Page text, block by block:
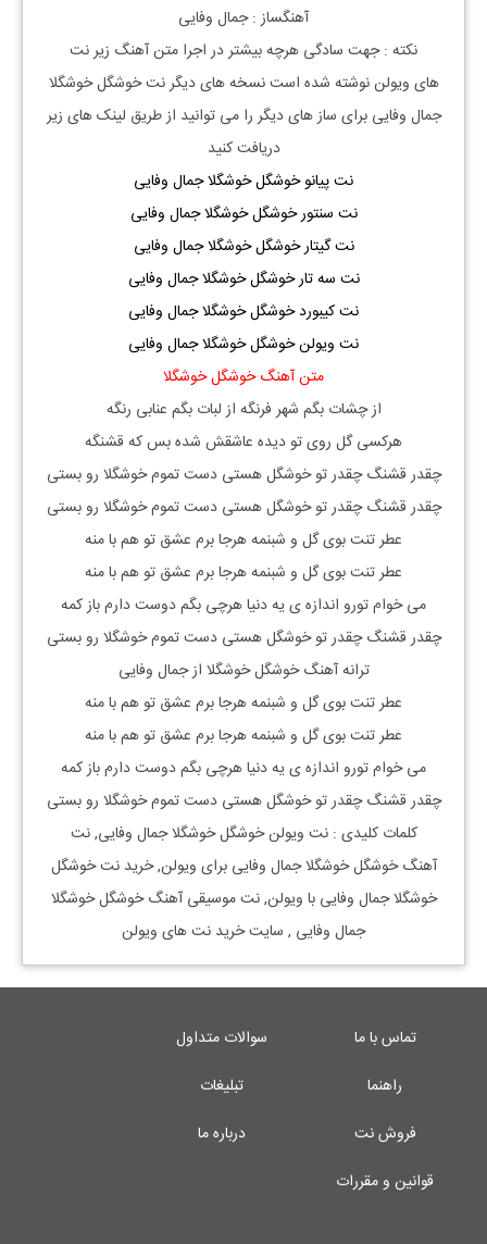
آهنگساز : جمال وفایی
نکته : جهت سادگی هرچه بیشتر در اجرا متن آهنگ زیر نت
های ویولننوشته شده است نسخه های دیگر نتخوشگل خوشگلا
جمال وفاییبرای ساز های دیگر را می توانید از طریق لینک های زیر
دریافت کنید
نت پیانو خوشگل خوشگلا جمال وفایی
نت سنتور خوشگل خوشگلا جمال وفایی
نت گیتار خوشگل خوشگلا جمال وفایی
نت سه تار خوشگل خوشگلا جمال وفایی
نت کیبورد خوشگل خوشگلا جمال وفایی
نت ویولن خوشگل خوشگلا جمال وفایی
متن آهنگ خوشگل خوشگلا
از چشات بگم شهر فرنگه از لبات بگم عنابی رنگه
هرکسی گل روی تو دیده عاشقش شده بس که قشنگه
چقدر قشنگ چقدر تو خوشگل هستی دست تموم خوشگلا رو بستی
چقدر قشنگ چقدر تو خوشگل هستی دست تموم خوشگلا رو بستی
عطر تنت بوی گل و شبنمه هرجا برم عشق تو هم با منه
عطر تنت بوی گل و شبنمه هرجا برم عشق تو هم با منه
می خوام تورو اندازه ی یه دنیا هرچی بگم دوست دارم باز کمه
چقدر قشنگ چقدر تو خوشگل هستی دست تموم خوشگلا رو بستی
ترانه آهنگ خوشگل خوشگلا از جمال وفایی
عطر تنت بوی گل و شبنمه هرجا برم عشق تو هم با منه
عطر تنت بوی گل و شبنمه هرجا برم عشق تو هم با منه
می خوام تورو اندازه ی یه دنیا هرچی بگم دوست دارم باز کمه
چقدر قشنگ چقدر تو خوشگل هستی دست تموم خوشگلا رو بستی
کلمات کلیدی : نت ویولنخوشگل خوشگلا جمال وفایی, نت
آهنگخوشگل خوشگلا جمال وفایی برای ویولن, خرید نتخوشگل
خوشگلا جمال وفایی با ویولن, نت موسیقی آهنگخوشگل خوشگلا
جمال وفایی , سایت خرید نت های ویولن
تماس با ما
سوالات متداول
راهنما
تبلیغات
فروش نت
درباره ما
قوانین و مقررات